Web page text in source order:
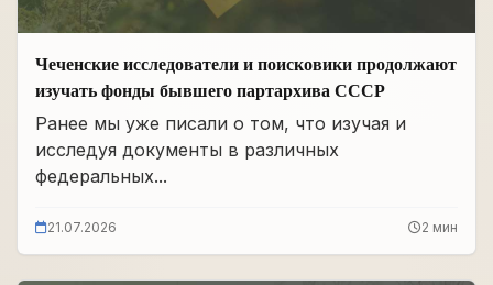
Чеченские исследователи и поисковики продолжают
изучать фонды бывшего партархива СССР
Ранее мы уже писали о том, что изучая и
исследуя документы в различных
федеральных...
21.07.2026 2 мин